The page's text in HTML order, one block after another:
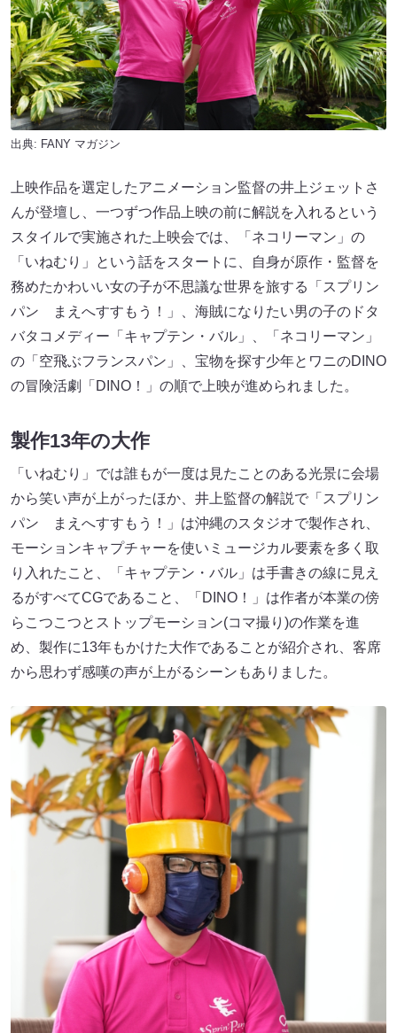
出典: FANY マガジン
上映作品を選定したアニメーション監督の井上ジェットさ
んが登壇し、一つずつ作品上映の前に解説を入れるという
スタイルで実施された上映会では、「ネコリーマン」の
「いねむり」という話をスタートに、自身が原作・監督を
務めたかわいい女の子が不思議な世界を旅する「スプリン
パン まえへすすもう！」、海賊になりたい男の子のドタ
バタコメディー「キャプテン・バル」、「ネコリーマン」
の「空飛ぶフランスパン」、宝物を探す少年とワニのDINO
の冒険活劇「DINO！」の順で上映が進められました。
製作13年の大作
「いねむり」では誰もが一度は見たことのある光景に会場
から笑い声が上がったほか、井上監督の解説で「スプリン
パン まえへすすもう！」は沖縄のスタジオで製作され、
モーションキャプチャーを使いミュージカル要素を多く取
り入れたこと、「キャプテン・バル」は手書きの線に見え
るがすべてCGであること、「DINO！」は作者が本業の傍
らこつこつとストップモーション(コマ撮り)の作業を進
め、製作に13年もかけた大作であることが紹介され、客席
から思わず感嘆の声が上がるシーンもありました。